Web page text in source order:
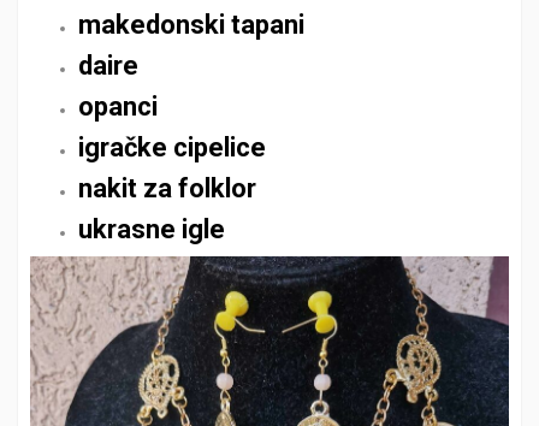
makedonski tapani
daire
opanci
igračke cipelice
nakit za folklor
ukrasne igle